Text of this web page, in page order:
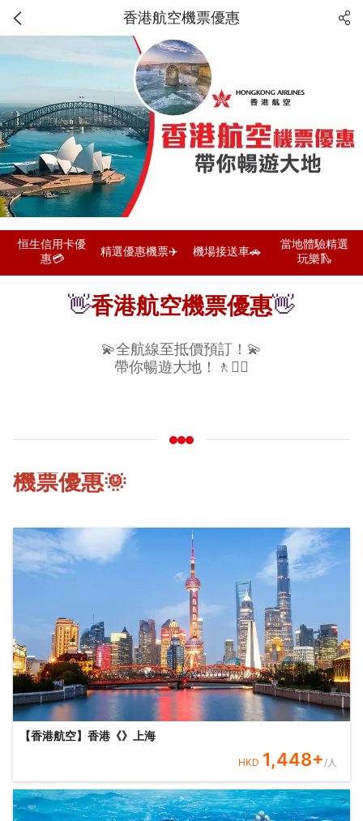
香港航空機票優惠
恒生信用卡優
惠💳
精選優惠機票✈️ 機場接送車🚗
當地體驗精選
玩樂🛝
👋香港航空機票優惠👋
💫全航線至抵價預訂！💫
帶你暢遊大地！🚶🚶‍♀️
機票優惠🌞
【香港航空】香港《》上海
HKD 1,448+/人